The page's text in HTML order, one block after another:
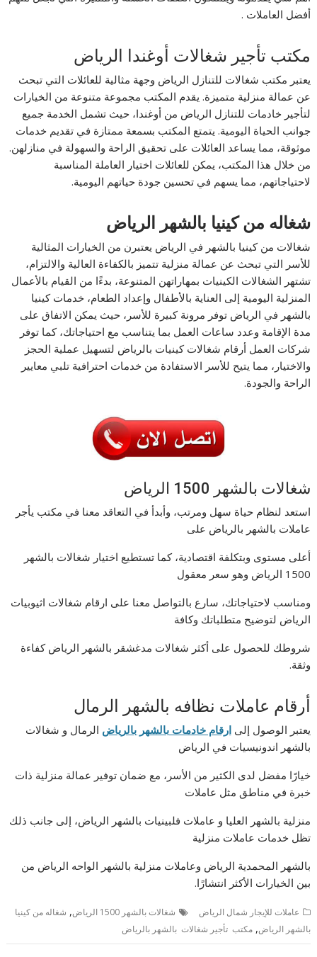
أفضل العاملات .
مكتب تأجير شغالات أوغندا الرياض
يعتبر مكتب شغالات للتنازل الرياض وجهة مثالية للعائلات التي تبحث
عن عمالة منزلية متميزة. يقدم المكتب مجموعة متنوعة من الخيارات
لتأجير خادمات للتنازل الرياض من أوغندا، حيث تشمل الخدمة جميع
جوانب الحياة اليومية. يتمتع المكتب بسمعة ممتازة في تقديم خدمات
موثوقة، مما يساعد العائلات على تحقيق الراحة والسهولة في منازلهن.
من خلال هذا المكتب، يمكن للعائلات اختيار العاملة المناسبة
لاحتياجاتهم، مما يسهم في تحسين جودة حياتهم اليومية.
شغاله من كينيا بالشهر الرياض
شغالات من كينيا بالشهر في الرياض يعتبرن من الخيارات المثالية
للأسر التي تبحث عن عمالة منزلية تتميز بالكفاءة العالية والالتزام،
تشتهر الشغالات الكينيات بمهاراتهن المتنوعة، بدءًا من القيام بالأعمال
المنزلية اليومية إلى العناية بالأطفال وإعداد الطعام، خدمات كينيا
بالشهر في الرياض توفر مرونة كبيرة للأسر، حيث يمكن الاتفاق على
مدة الإقامة وعدد ساعات العمل بما يتناسب مع احتياجاتك، كما توفر
شركات العمل أرقام شغالات كينيات بالرياض لتسهيل عملية الحجز
والاختيار، مما يتيح للأسر الاستفادة من خدمات احترافية تلبي معايير
الراحة والجودة.
شغالات بالشهر 1500 الرياض
استعد لنظام حياة سهل ومرتب، وأبدأ في التعاقد معنا في مكتب يأجر
عاملات بالشهر بالرياض على
أعلى مستوى وبتكلفة اقتصادية، كما تستطيع اختيار شغالات بالشهر
1500 الرياض وهو سعر معقول
ومناسب لاحتياجاتك، سارع بالتواصل معنا على ارقام شغالات اثيوبيات
الرياض لتوضيح متطلباتك وكافة
شروطك للحصول على أكثر شغالات مدغشقر بالشهر الرياض كفاءة
وثقة.
أرقام عاملات نظافه بالشهر الرمال
يعتبر الوصول إلىارقام خادمات بالشهر بالرياض الرمال و شغالات
بالشهر اندونيسيات في الرياض
خيارًا مفضل لدى الكثير من الأسر، مع ضمان توفير عمالة منزلية ذات
خبرة في مناطق مثل عاملات
منزلية بالشهر العليا و عاملات فلبينيات بالشهر الرياض، إلى جانب ذلك
تظل خدمات عاملات منزلية
بالشهر المحمدية الرياض وعاملات منزلية بالشهر الواحه الرياض من
بين الخيارات الأكثر انتشارًا.
عاملات للإيجار شمال الرياض شغالات بالشهر 1500 الرياض , شغاله من كينيا
بالشهر الرياض,مكتب تأجير شغالات بالشهر بالرياض